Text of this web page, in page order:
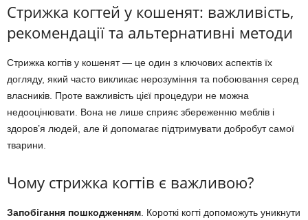
Стрижка когтей у кошенят: важливість,
рекомендації та альтернативні методи
Стрижка когтів у кошенят — це один з ключових аспектів їх
догляду, який часто викликає нерозуміння та побоювання серед
власників. Проте важливість цієї процедури не можна
недооцінювати. Вона не лише сприяє збереженню меблів і
здоров’я людей, але й допомагає підтримувати добробут самої
тварини.
Чому стрижка когтів є важливою?
Запобігання пошкодженням . Короткі когті допоможуть уникнути